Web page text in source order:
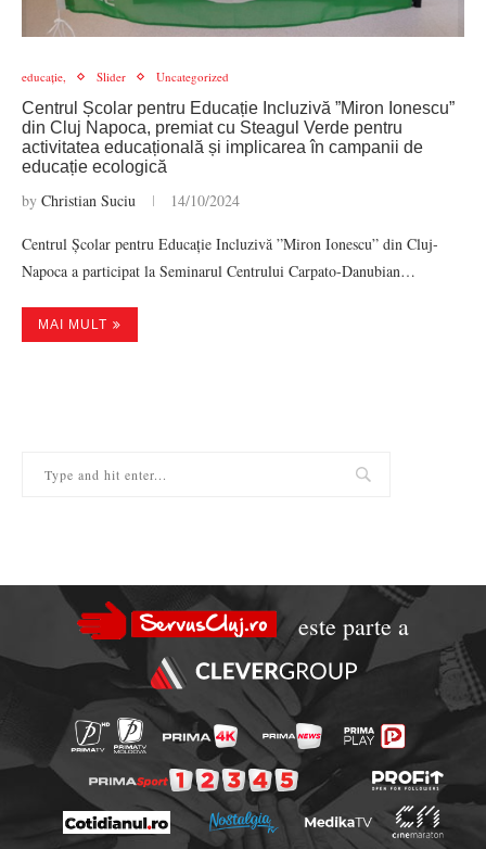
educație, Slider Uncategorized
Centrul Școlar pentru Educație Incluzivă ”Miron Ionescu”
din Cluj Napoca, premiat cu Steagul Verde pentru
activitatea educațională și implicarea în campanii de
educație ecologică
by Christian Suciu 14/10/2024
Centrul Școlar pentru Educație Incluzivă ”Miron Ionescu” din Cluj-
Napoca a participat la Seminarul Centrului Carpato-Danubian…
MAI MULT
este parte a